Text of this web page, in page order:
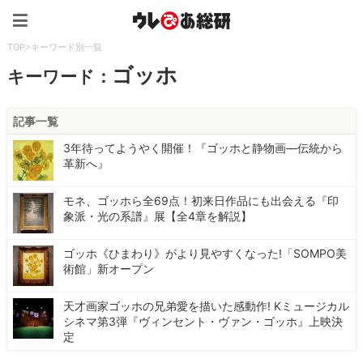
TOP>キーワード別一覧
キーワード： ゴッホ
記事一覧
3年待ってようやく開催！『ゴッホと静物画―伝統から
革新へ』
モネ、ゴッホら全69点！初来日作品にも出会える『印
象派・光の系譜』展【全4章を解説】
ゴッホ《ひまわり》がより見やすくなった!「SOMPO美
術館」新オープン
天才画家ゴッホの兄弟愛を描いた感動作! Kミュージカル
シネマ第3弾『ヴィンセント・ヴァン・ゴッホ』上映決
定